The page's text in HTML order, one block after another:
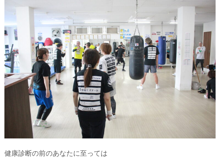
健康診断の前のあなたに至っては